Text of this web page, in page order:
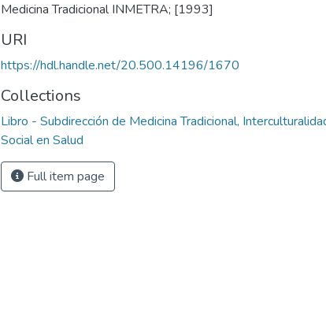
Medicina Tradicional INMETRA; [1993]
URI
https://hdl.handle.net/20.500.14196/1670
Collections
Libro - Subdirección de Medicina Tradicional,
Social en Salud
Full item page